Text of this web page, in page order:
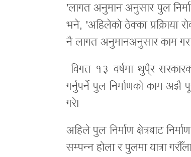
'लागत अनुमान अनुसार पुल
भने, 'अहिलेको ठेक्का प्रक्रिाया
नै लागत अनुमानअनुसार काम
विगत १३ वर्षमा थुपै्र
गर्नुपर्ने पुल निर्माणको काम अझै
गरे।
अहिले पुल निर्माण क्षेत्रबाट
सम्पन्न होला र पुलमा यात्रा